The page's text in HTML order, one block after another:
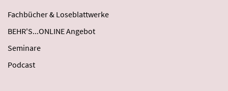
Fachbücher & Loseblattwerke
BEHR'S...ONLINE Angebot
Seminare
Podcast